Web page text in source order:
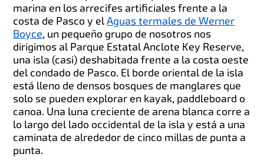
marina en los arrecifes artificiales frente a la
costa de Pasco y elAguas termales de Werner
Boyce, un pequeño grupo de nosotros nos
dirigimos al Parque Estatal Anclote Key Reserve,
una isla (casi) deshabitada frente a la costa oeste
del condado de Pasco. El borde oriental de la isla
está lleno de densos bosques de manglares que
solo se pueden explorar en kayak, paddleboard o
canoa. Una luna creciente de arena blanca corre a
lo largo del lado occidental de la isla y está a una
caminata de alrededor de cinco millas de punta a
punta.